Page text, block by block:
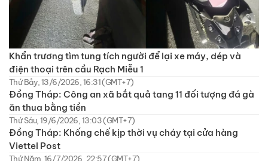
Khẩn trương tìm tung tích người để lại xe máy, dép và
điện thoại trên cầu Rạch Miễu 1
Thứ Bảy, 13/6/2026, 16:31 (GMT+7)
Đồng Tháp: Công an xã bắt quả tang 11 đối tượng đá gà
ăn thua bằng tiền
Thứ Sáu, 19/6/2026, 13:03 (GMT+7)
Đồng Tháp: Khống chế kịp thời vụ cháy tại cửa hàng
Viettel Post
Thứ Năm, 16/7/2026, 22:57 (GMT+7)